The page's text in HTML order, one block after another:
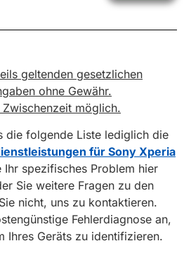
geltenden gesetzlichen
ohne Gewähr.
möglich.
die folgende Liste lediglich die
für Sony Xperia
spezifisches Problem hier
Sie weitere Fragen zu den
nicht, uns zu kontaktieren.
Fehlerdiagnose an,
Ihres Geräts zu identifizieren.